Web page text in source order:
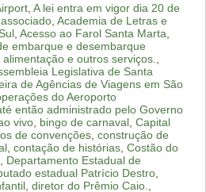
, A lei entra em vigor dia 20 de
, Academia de Letras e
, Acesso ao Farol Santa Marta
embarque e desembarque
e outros serviços.
Legislativa de Santa
de Agências de Viagens em São
do Aeroporto
então administrado pelo Governo
vivo, bingo de carnaval, Capital
de convenções, construção de
, contação de histórias, Costão do
Departamento Estadual de
estadual Patrício Destro,
, diretor do Prêmio Caio.